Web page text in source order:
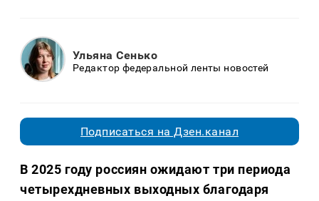
Ульяна Сенько
Редактор федеральной ленты новостей
Подписаться на Дзен.канал
В 2025 году россиян ожидают три периода
четырехдневных выходных благодаря